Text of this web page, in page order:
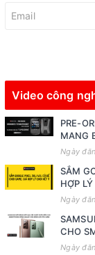
Video công
PRE-
MANG
Ngày
SẮM
HỢP
Ngày
CHO
Ngày